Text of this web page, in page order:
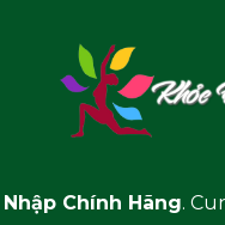
Chính Hãng.